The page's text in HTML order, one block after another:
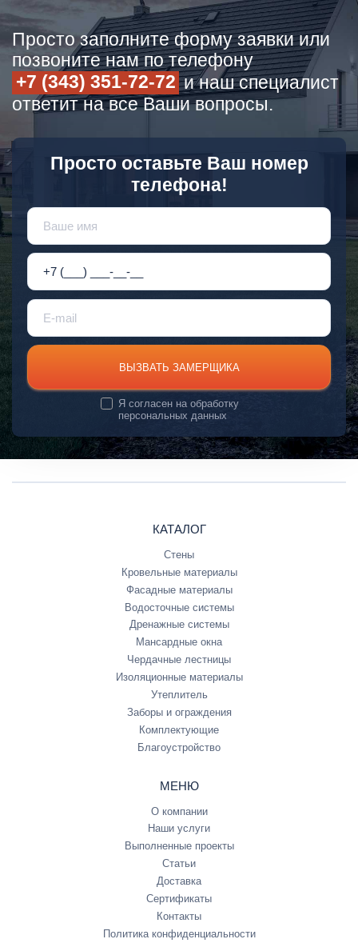
Просто заполните форму заявки или
позвоните нам по телефону
+7 (343) 351-72-72 и наш специалист
ответит на все Ваши вопросы.
Просто оставьте Ваш номер
телефона!
ВЫЗВАТЬ ЗАМЕРЩИКА
Я согласен наобработку
персональных данных
КАТАЛОГ
Стены
Кровельные материалы
Фасадные материалы
Водосточные системы
Дренажные системы
Мансардные окна
Чердачные лестницы
Изоляционные материалы
Утеплитель
Заборы и ограждения
Комплектующие
Благоустройство
МЕНЮ
О компании
Наши услуги
Выполненные проекты
Статьи
Доставка
Сертификаты
Контакты
Политика конфиденциальности